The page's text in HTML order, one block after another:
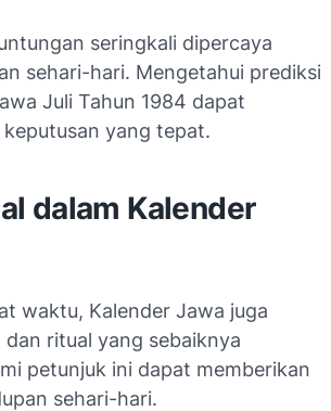
seringkali dipercaya
sehari-hari. Mengetahui prediksi
Juli Tahun 1984 dapat
yang tepat.
dalam Kalender
waktu, Kalender Jawa juga
ritual yang sebaiknya
petunjuk ini dapat memberikan
sehari-hari.